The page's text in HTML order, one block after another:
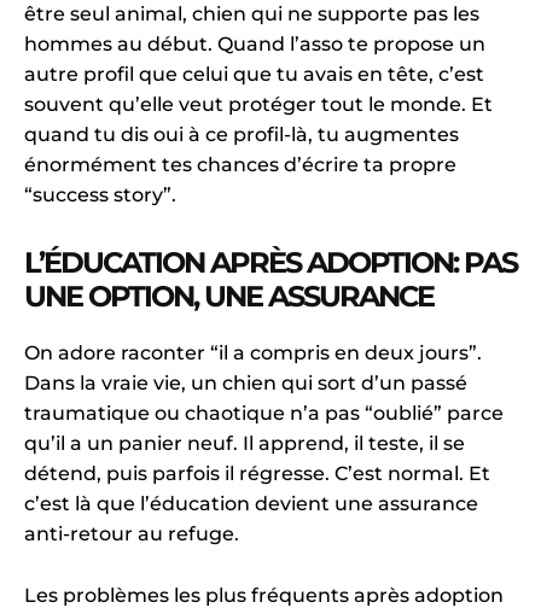
être seul animal, chien qui ne supporte pas les
hommes au début. Quand l’asso te propose un
autre profil que celui que tu avais en tête, c’est
souvent qu’elle veut protéger tout le monde. Et
quand tu dis oui à ce profil-là, tu augmentes
énormément tes chances d’écrire ta propre
“success story”.
L’ÉDUCATION APRÈS ADOPTION: PAS
UNE OPTION, UNE ASSURANCE
On adore raconter “il a compris en deux jours”.
Dans la vraie vie, un chien qui sort d’un passé
traumatique ou chaotique n’a pas “oublié” parce
qu’il a un panier neuf. Il apprend, il teste, il se
détend, puis parfois il régresse. C’est normal. Et
c’est là que l’éducation devient une assurance
anti-retour au refuge.
Les problèmes les plus fréquents après adoption